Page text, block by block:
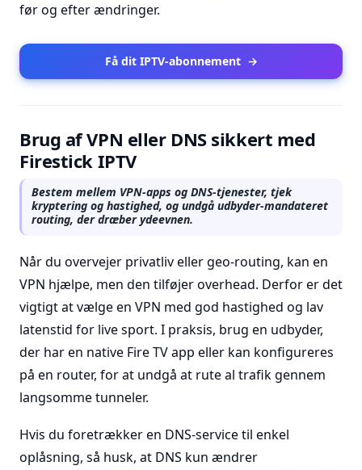
før og efter ændringer.
Få dit IPTV-abonnement →
Brug af VPN eller DNS sikkert med
Firestick IPTV
Bestem mellem VPN-apps og DNS-tjenester, tjek
kryptering og hastighed, og undgå udbyder-mandateret
routing, der dræber ydeevnen.
Når du overvejer privatliv eller geo-routing, kan en
VPN hjælpe, men den tilføjer overhead. Derfor er det
vigtigt at vælge en VPN med god hastighed og lav
latenstid for live sport. I praksis, brug en udbyder,
der har en native Fire TV app eller kan konfigureres
på en router, for at undgå at rute al trafik gennem
langsomme tunneler.
Hvis du foretrækker en DNS-service til enkel
oplåsning, så husk, at DNS kun ændrer